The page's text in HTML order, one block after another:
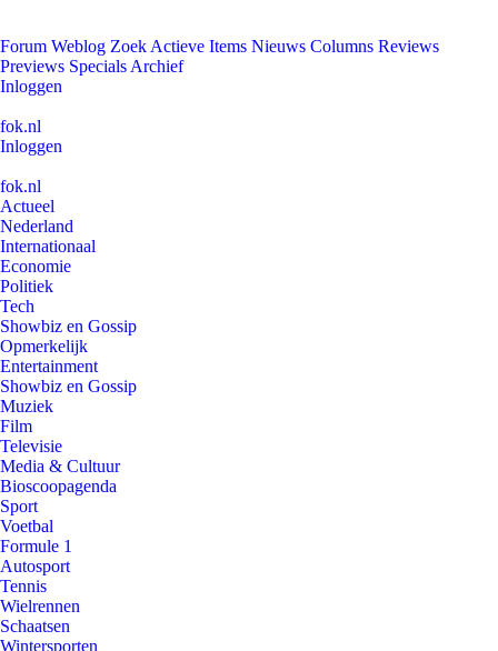
Forum Weblog Zoek Actieve Items Nieuws Columns Reviews
Previews Specials Archief
Inloggen
fok.nl
Inloggen
fok.nl
Actueel
Nederland
Internationaal
Economie
Politiek
Tech
Showbiz en Gossip
Opmerkelijk
Entertainment
Showbiz en Gossip
Muziek
Film
Televisie
Media & Cultuur
Bioscoopagenda
Sport
Voetbal
Formule 1
Autosport
Tennis
Wielrennen
Schaatsen
Wintersporten